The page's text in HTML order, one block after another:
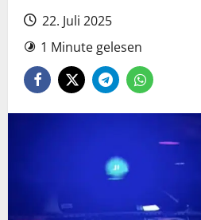
22. Juli 2025
1 Minute gelesen